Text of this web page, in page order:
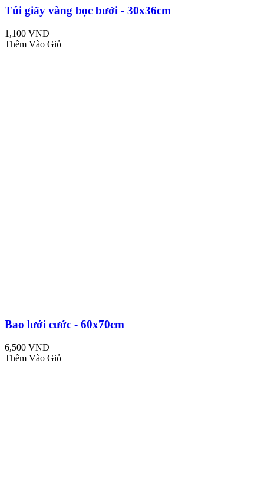
Túi giấy vàng bọc bưởi - 30x36cm
1,100 VND
Thêm Vào Giỏ
Bao lưới cước - 60x70cm
6,500 VND
Thêm Vào Giỏ